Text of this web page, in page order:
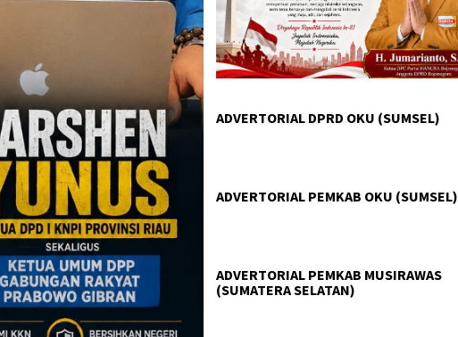
ADVERTORIAL DPRD OKU (SUMSEL)
ADVERTORIAL PEMKAB OKU (SUMSEL)
ADVERTORIAL PEMKAB MUSIRAWAS
(SUMATERA SELATAN)